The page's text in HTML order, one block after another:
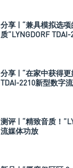
分享 | “兼具模拟选
质”LYNGDORF
分享 | “在家中获得更
TDAI-2210新型数字
测评 | “精致音质！
流媒体功放